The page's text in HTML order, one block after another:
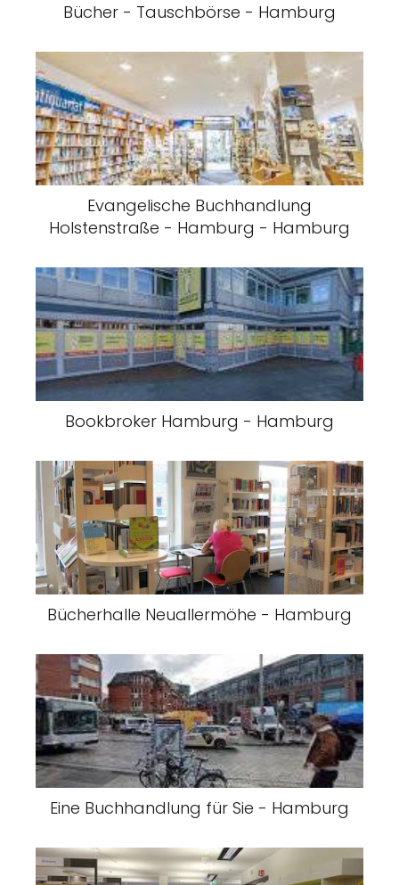
Bücher - Tauschbörse - Hamburg
Evangelische Buchhandlung
Holstenstraße - Hamburg - Hamburg
Bookbroker Hamburg - Hamburg
Bücherhalle Neuallermöhe - Hamburg
Eine Buchhandlung für Sie - Hamburg